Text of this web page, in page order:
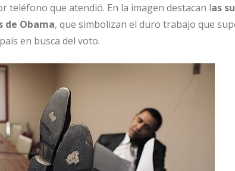
teléfono que atendió. En la imagen destacan las
de Obama, que simbolizan el duro trabajo que
en busca del voto.